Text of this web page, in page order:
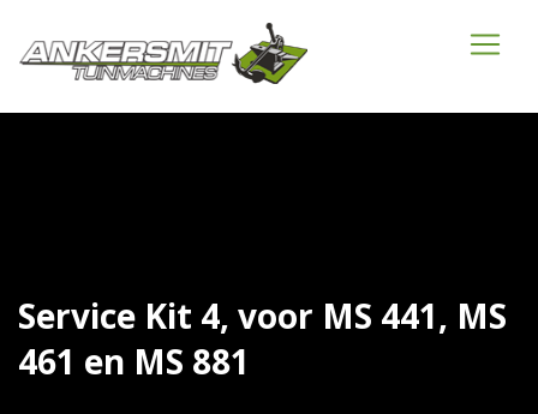
Service Kit 4, voor MS 441, MS
461 en MS 881